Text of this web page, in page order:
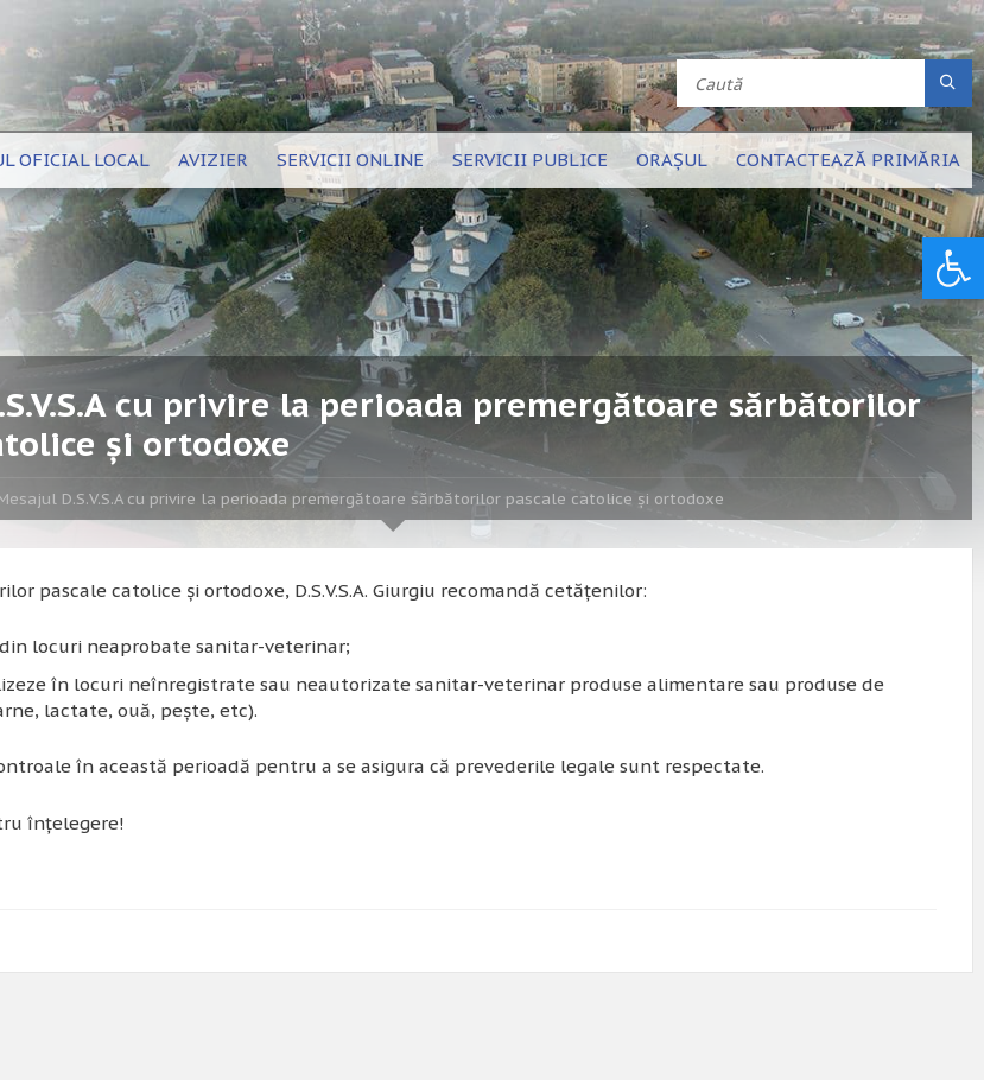
OFICIAL LOCAL AVIZIER SERVICII ONLINE SERVICII PUBLICE ORAȘUL CONTACTEAZĂ PRIMĂRIA
cu privire la perioada premergătoare sărbătorilor
și ortodoxe
D.S.V.S.A cu privire la perioada premergătoare sărbătorilor pascale catolice și ortodoxe
pascale catolice și ortodoxe, D.S.V.S.A. Giurgiu recomandă cetățenilor:
locuri neaprobate sanitar-veterinar;
în locuri neînregistrate sau neautorizate sanitar-veterinar produse alimentare sau produse de
lactate, ouă, pește, etc).
în această perioadă pentru a se asigura că prevederile legale sunt respectate.
înțelegere!
Deschide bara de unelte